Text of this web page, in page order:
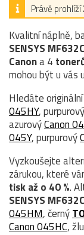
Právě prohlíží
Kvalitní náplně,
SENSYS
Canona 4
mohou být u vás
Hledáte
045HY, purpurový
azurovýCanon
045Y, purpurový
Vyzkoušejte
zárukou, které
tisk až o 40 %.
SENSYS
045HM, černý
Canon 045HC,